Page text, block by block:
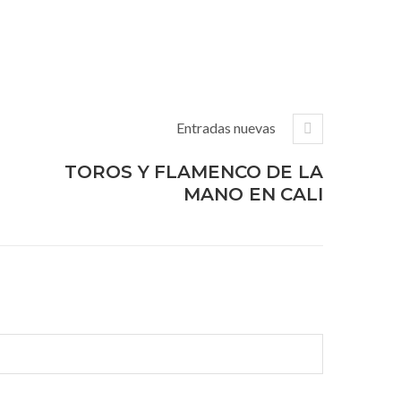
Entradas nuevas
TOROS Y FLAMENCO DE LA
MANO EN CALI